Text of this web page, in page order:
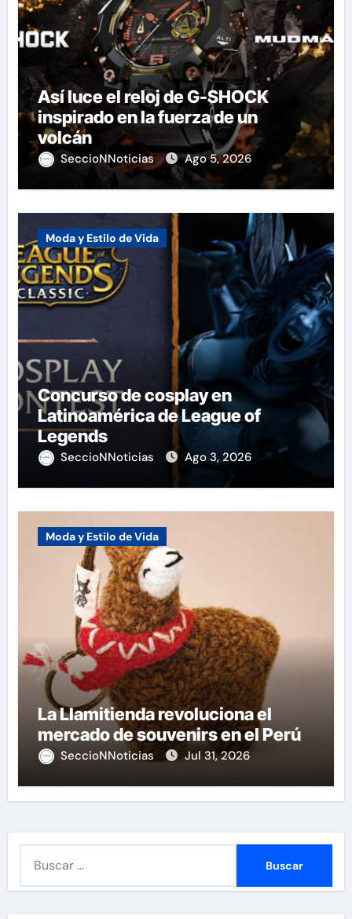
Así luce el reloj de G-SHOCK
inspirado en la fuerza de un
volcán
SeccioNNoticias Ago 5, 2026
Moda y Estilo de Vida
Concurso de cosplay en
Latinoamérica de League of
Legends
SeccioNNoticias Ago 3, 2026
Moda y Estilo de Vida
La Llamitienda revoluciona el
mercado de souvenirs en el Perú
SeccioNNoticias Jul 31, 2026